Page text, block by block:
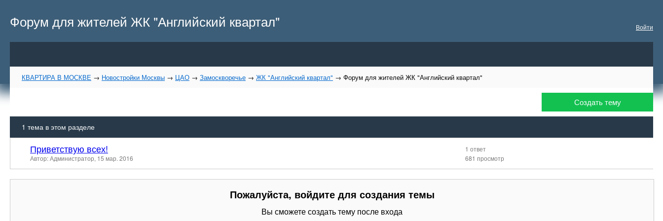
Войти
Форум для жителей ЖК "Английский квартал"
КВАРТИРА В МОСКВЕ → Новостройки Москвы → ЦАО → Замоскворечье → ЖК "Английский квартал" → Форум для жителей ЖК "Английский квартал"
Создать тему
1 тема в этом разделе
Приветствую всех!
Автор: Администратор, 15 мар. 2016
1 ответ
681 просмотр
Пожалуйста, войдите для создания темы
Вы сможете создать тему после входа